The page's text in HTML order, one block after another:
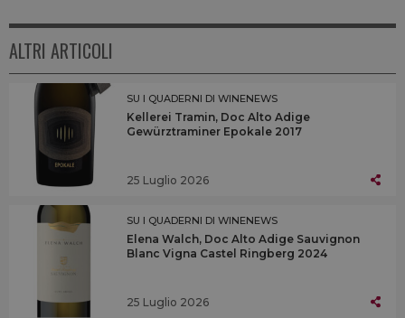
ALTRI ARTICOLI
SU I QUADERNI DI WINENEWS
Kellerei Tramin, Doc Alto Adige
Gewürztraminer Epokale 2017
25 Luglio 2026
SU I QUADERNI DI WINENEWS
Elena Walch, Doc Alto Adige Sauvignon
Blanc Vigna Castel Ringberg 2024
25 Luglio 2026